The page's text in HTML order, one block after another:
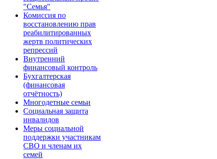
"Семья"
Комиссия по
восстановлению прав
реабилитированных
жертв политических
репрессий
Внутренний
финансовый контроль
Бухгалтерская
(финансовая
отчётность)
Многодетные семьи
Cоциальная защита
инвалидов
Меры социальной
поддержки участникам
СВО и членам их
семей